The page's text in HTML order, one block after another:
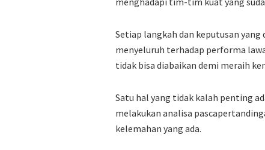
Setiap langkah dan keputusan
menyeluruh terhadap performa
tidak bisa diabaikan demi meraih
Satu hal yang tidak kalah penting
melakukan analisa
kelemahan yang ada.